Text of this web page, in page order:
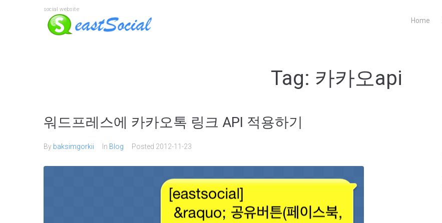
social website
Home
Tag: 카카오api
워드프레스에 카카오톡 링크 API 적용하기
By baksimgorkii In Blog Posted 2012-11-23